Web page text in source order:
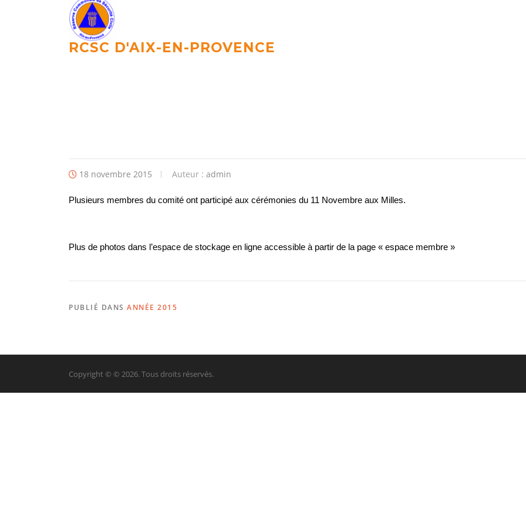
RCSC D'AIX-EN-PROVENCE
18 novembre 2015 Auteur : admin
Plusieurs membres du comité ont participé aux cérémonies du 11 Novembre aux Milles.
Plus de photos dans l’espace de stockage en ligne accessible à partir de la page « espace membre »
PUBLIÉ DANS ANNÉE 2015
Copyright © © 2026. Tous droits réservés.